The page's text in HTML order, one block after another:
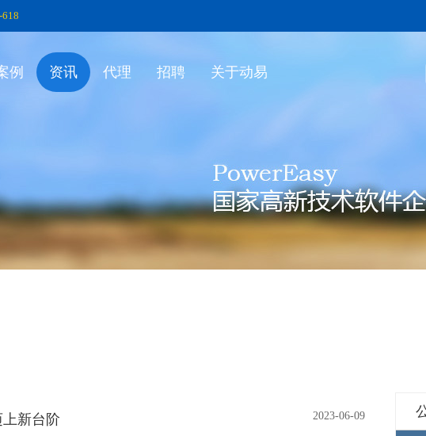
例 资讯 代理 招聘 关于动易
2023-06-09
新台阶